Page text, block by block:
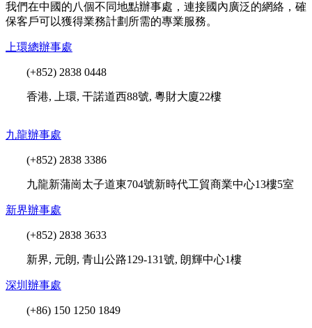
我們在中國的八個不同地點辦事處，連接國內廣泛的網絡，確
保客戶可以獲得業務計劃所需的專業服務。
上環總辦事處
(+852) 2838 0448
香港, 上環, 干諾道西88號, 粵財大廈22樓
九龍辦事處
(+852) 2838 3386
九龍新蒲崗太子道東704號新時代工貿商業中心13樓5室
新界辦事處
(+852) 2838 3633
新界, 元朗, 青山公路129-131號, 朗輝中心1樓
深圳辦事處
(+86) 150 1250 1849